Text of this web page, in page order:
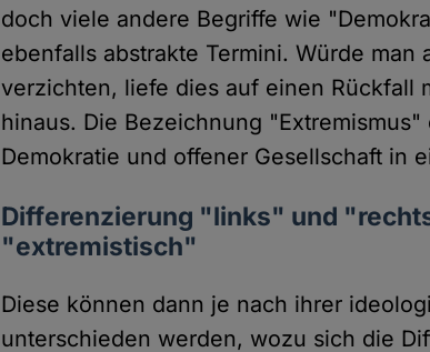
doch viele andere Begriffe wie
ebenfalls abstrakte Termini. Würde man
verzichten, liefe dies auf einen Rückfall
hinaus. Die Bezeichnung
Demokratie und offener Gesellschaft in
Differenzierung "links" und
"extremistisch"
Diese können dann je nach ihrer
unterschieden werden, wozu sich die